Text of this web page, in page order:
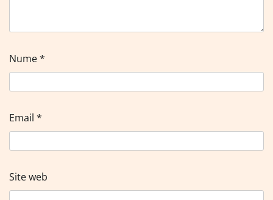
Nume*
Email *
Site web